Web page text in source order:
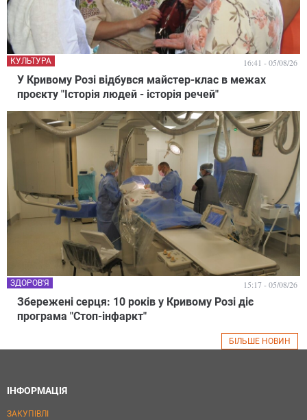
У Кривому Розі відбувся майстер-клас в межах
проєкту "Історія людей - історія речей"
КУЛЬТУРА 16:41 - 05/08/26
Збережені серця: 10 років у Кривому Розі діє
програма "Стоп-інфаркт"
ЗДОРОВ'Я 15:17 - 05/08/26
БІЛЬШЕ НОВИН
ІНФОРМАЦІЯ
ЗАКУПІВЛІ